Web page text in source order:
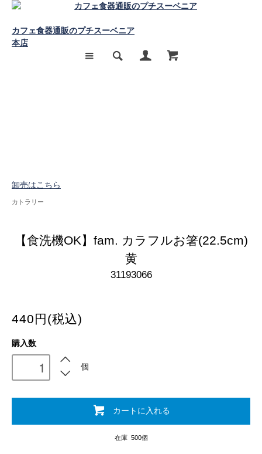
カフェ食器通販のプチスーベニア
本店
卸売はこちら
カトラリー
【食洗機OK】fam. カラフルお箸(22.5cm)
黄
31193066
440円(税込)
購入数
個
カートに入れる
在庫 500個